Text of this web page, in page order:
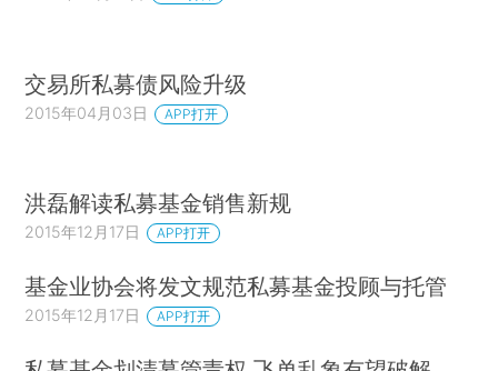
交易所私募债风险升级
2015年04月03日 APP打开
洪磊解读私募基金销售新规
2015年12月17日 APP打开
基金业协会将发文规范私募基金投顾与托管
2015年12月17日 APP打开